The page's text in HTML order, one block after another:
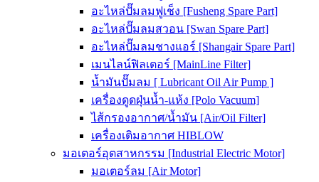
อะไหล่ปั๊มลมฟูเช็ง [Fusheng Spare Part]
อะไหล่ปั๊มลมสวอน [Swan Spare Part]
อะไหล่ปั๊มลมชางแอร์ [Shangair Spare Part]
เมนไลน์ฟิลเตอร์ [MainLine Filter]
น้ำมันปั๊มลม [ Lubricant Oil Air Pump ]
เครื่องดูดฝุ่นน้ำ-แห้ง [Polo Vacuum]
ไส้กรองอากาศ/น้ำมัน [Air/Oil Filter]
เครื่องเติมอากาศ HIBLOW
มอเตอร์อุตสาหกรรม [Industrial Electric Motor]
มอเตอร์ลม [Air Motor]